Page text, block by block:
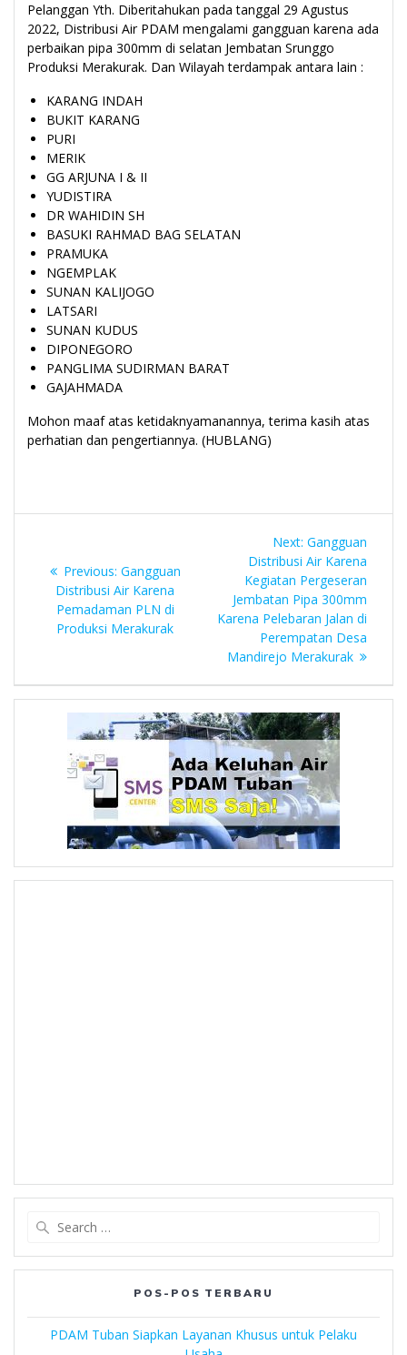
Pelanggan Yth. Diberitahukan pada tanggal 29 Agustus
2022, Distribusi Air PDAM mengalami gangguan karena ada
perbaikan pipa 300mm di selatan Jembatan Srunggo
Produksi Merakurak. Dan Wilayah terdampak antara lain :
KARANG INDAH
BUKIT KARANG
PURI
MERIK
GG ARJUNA I & II
YUDISTIRA
DR WAHIDIN SH
BASUKI RAHMAD BAG SELATAN
PRAMUKA
NGEMPLAK
SUNAN KALIJOGO
LATSARI
SUNAN KUDUS
DIPONEGORO
PANGLIMA SUDIRMAN BARAT
GAJAHMADA
Mohon maaf atas ketidaknyamanannya, terima kasih atas
perhatian dan pengertiannya. (HUBLANG)
posPrevious: Previous
post:
Gangguan
Distribusi Air Karena
Pemadaman PLN di
Produksi Merakurak
Next: Next
post:
Gangguan
Distribusi Air Karena
Kegiatan Pergeseran
Jembatan Pipa 300mm
Karena Pelebaran Jalan di
Perempatan Desa
Mandirejo Merakurak
POS-POS TERBARU
PDAM Tuban Siapkan Layanan Khusus untuk Pelaku